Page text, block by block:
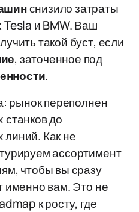
снизило затраты
Tesla и BMW. Ваш
такой буст, если
, заточенное под
.
рынок переполнен
станков до
линий. Как не
ассортимент
чтобы вы сразу
именно вам. Это не
к росту, где